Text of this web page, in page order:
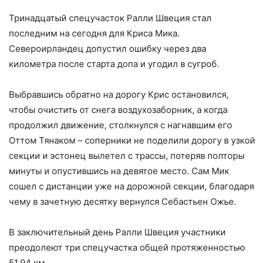
Тринадцатый спецучасток Ралли Швеция стал
последним на сегодня для Криса Мика.
Североирландец допустил ошибку через два
километра после старта допа и угодил в сугроб.
Выбравшись обратно на дорогу Крис остановился,
чтобы очистить от снега воздухозаборник, а когда
продолжил движение, столкнулся с нагнавшим его
Оттом Тянаком – соперники не поделили дорогу в узкой
секции и эстонец вылетел с трассы, потеряв полторы
минуты и опустившись на девятое место. Сам Мик
сошел с дистанции уже на дорожной секции, благодаря
чему в зачетную десятку вернулся Себастьен Ожье.
В заключительный день Ралли Швеция участники
преодолеют три спецучастка общей протяженностью